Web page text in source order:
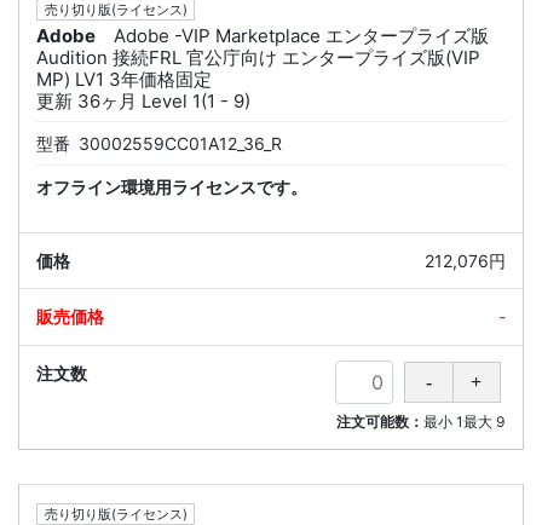
売り切り版(ライセンス)
Adobe
Adobe -VIP Marketplace エンタープライズ版
Audition 接続FRL 官公庁向け エンタープライズ版(VIP
MP) LV1 3年価格固定
更新 36ヶ月 Level 1(1 - 9)
型番 30002559CC01A12_36_R
オフライン環境用ライセンスです。
212,076円
-
注文可能数：最小 1最大 9
売り切り版(ライセンス)